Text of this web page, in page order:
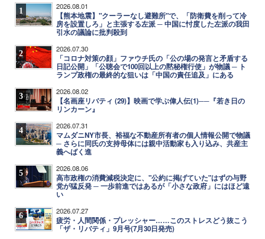
1 2026.08.01
【熊本地震】"クーラーなし避難所"で、「防衛費を削って冷
房を設置しろ」と主張する左派 ─ 中国に忖度した左派の我田
引水の議論に批判殺到
2 2026.07.30
「コロナ対策の顔」ファウチ氏の「公の場の発言と矛盾する
日記公開」「公聴会で100回以上の黙秘権行使」が物議 ─ ト
ランプ政権の最終的な狙いは「中国の責任追及」にある
3 2026.08.02
【名画座リバティ (29)】映画で学ぶ偉人伝(1)──『若き日の
リンカーン』
4 2026.07.31
マムダニNY市長、裕福な不動産所有者の個人情報公開で物議
─ さらに同氏の支持母体には親中活動家も入り込み、共産主
義へばく進
5 2026.08.06
高市政権の消費減税決定に、"公約に掲げていた"はずの与野
党が猛反発 ─ 一歩前進ではあるが「小さな政府」にはほど遠
い
6 2026.07.27
疲労・人間関係・プレッシャー……このストレスどう抜こう
「ザ・リバティ」9月号(7月30日発売)